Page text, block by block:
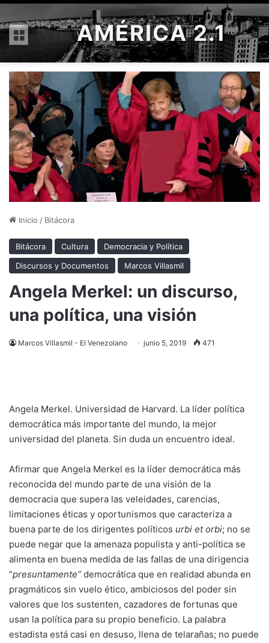
Menú AMÉRICA 2.1
Inicio / Bitácora
Bitácora Cultura
Democracia y Política
Discursos y Documentos
Marcos Villasmil
Angela Merkel: un discurso,
una política, una visión
Marcos Villasmil - El Venezolano junio 5, 2019 471
Angela Merkel. Universidad de Harvard. La líder política
democrática más importante del mundo, la mejor
universidad del planeta. Sin duda un encuentro ideal.
Afirmar que Angela Merkel es la líder democrática más
reconocida del mundo parte de una visión de la
democracia que supera las veleidades, carencias,
limitaciones éticas y oportunismos que caracteriza a
buena parte de los dirigentes políticos urbi et orbi; no se
puede negar que la amenaza populista y anti-política se
alimenta en buena medida de las fallas de una dirigencia
“presuntamente” democrática que en realidad abunda en
pragmáticos sin vuelo ético, ambiciosos del poder sin
valores que los sustenten, cazadores de fortunas que
usan la política para su propio beneficio. La palabra
estadista está casi en desuso, llena de telarañas; no puede